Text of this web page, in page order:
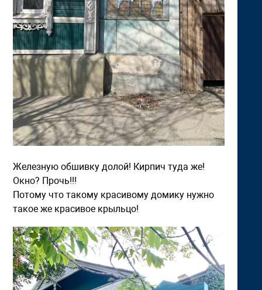
Железную обшивку долой! Кирпич туда же!
Окно? Прочь!!!
Потому что такому красивому домику нужно
такое же красивое крыльцо!